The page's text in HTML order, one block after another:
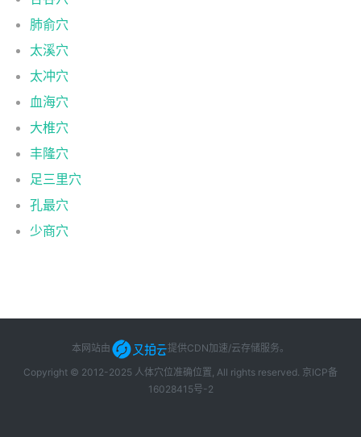
肺俞穴
太溪穴
太冲穴
血海穴
大椎穴
丰隆穴
足三里穴
孔最穴
少商穴
本网站由 提供CDN加速/云存储服务。
Copyright © 2012-2025 人体穴位准确位置, All rights reserved. 京ICP备
16028415号-2